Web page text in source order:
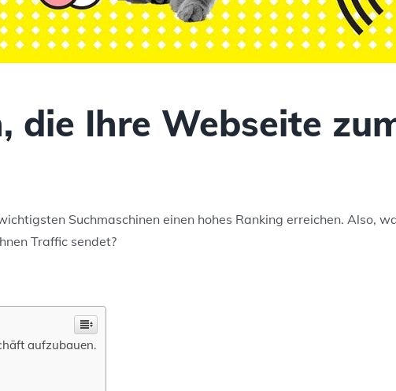
die Ihre Webseite
Suchmaschinen einen hohes Ranking erreichen. Also,
Traffic sendet?
aufzubauen.